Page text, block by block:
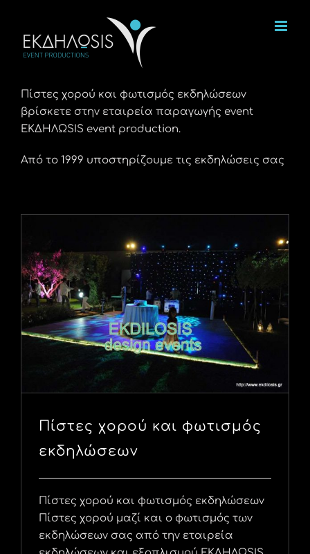
περιεχόμενο
Πίστες χορού και φωτισμός εκδηλώσεων
βρίσκετε στην εταιρεία παραγωγής event
ΕΚΔΗΛΩSIS event production.
Από το 1999 υποστηρίζουμε τις εκδηλώσεις σας
Πίστες χορού και φωτισμός
εκδηλώσεων
Πίστες χορού και φωτισμός εκδηλώσεων
Πίστες χορού μαζί και ο φωτισμός των
εκδηλώσεων σας από την εταιρεία